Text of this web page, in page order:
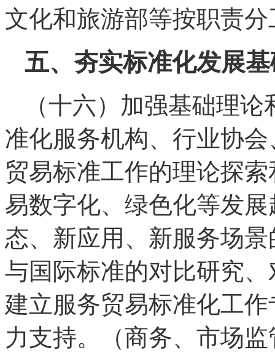
文化和旅游部等按职责
五、夯实标准化发展
（十六）加强基础理
准化服务机构、行业协
贸易标准工作的理论探
易数字化、绿色化等发
态、新应用、新服务场
与国际标准的对比研究
建立服务贸易标准化工
力支持。（商务、市场